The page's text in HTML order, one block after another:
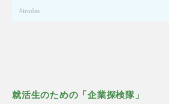
irodas
就活生のための「企業探検隊」